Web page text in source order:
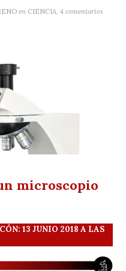
en CIENCIA,4 comentarios
microscopio
13 JUNIO 2018 A LAS